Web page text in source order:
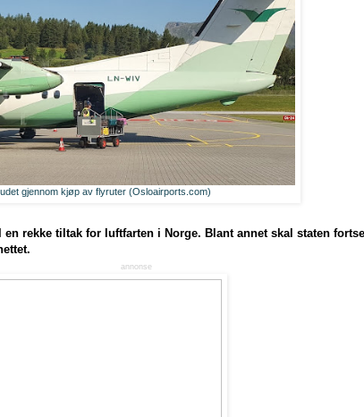
gjennom kjøp av flyruter (Osloairports.com)
rekke tiltak for luftfarten i Norge. Blant annet skal staten
annonse